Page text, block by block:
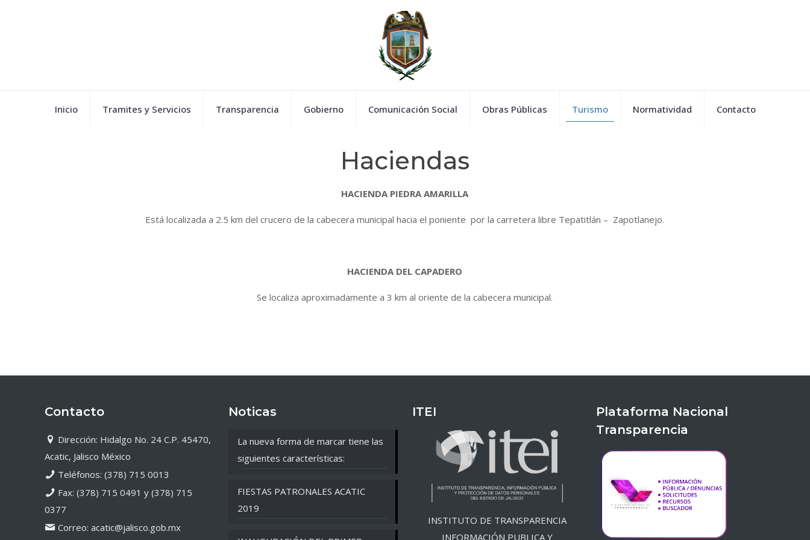
Inicio Tramites y Servicios Transparencia Gobierno Comunicación Social Obras Públicas Turismo Normatividad Contacto
Haciendas
HACIENDA PIEDRA AMARILLA
Está localizada a 2.5 km del crucero de la cabecera municipal hacia el poniente por la carretera libre Tepatitlán – Zapotlanejo.
HACIENDA DEL CAPADERO
Se localiza aproximadamente a 3 km al oriente de la cabecera municipal.
Contacto
Dirección: Hidalgo No. 24 C.P. 45470,
Acatic, Jalisco México
Teléfonos: (378) 715 0013
Fax: (378) 715 0491 y (378) 715
0377
Correo: acatic@jalisco.gob.mx
Noticas
La nueva forma de marcar tiene las
siguientes características:
FIESTAS PATRONALES ACATIC
2019
ITEI
INSTITUTO DE TRANSPARENCIA
INFORMACIÓN PUBLICA Y
Plataforma Nacional
Transparencia